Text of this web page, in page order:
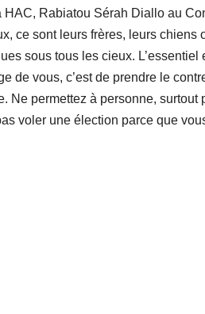
Rabiatou Sérah Diallo au
ce sont leurs frères, leurs
sous tous les cieux.
de vous, c’est de prendre le
Ne permettez à personne,
voler une élection parce que